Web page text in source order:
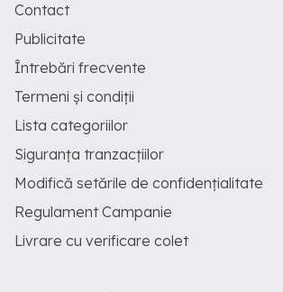
Contact
Publicitate
Întrebări frecvente
Termeni și condiții
Lista categoriilor
Siguranța tranzacțiilor
Modifică setările de confidențialitate
Regulament Campanie
Livrare cu verificare colet